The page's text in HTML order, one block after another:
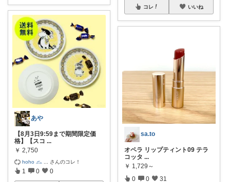
あや
【8月3日9:59まで期間限定価
格】【スコ ...
￥ 2,750
hoho 𓃺 さんのコレ！
1 0 0
コレ いいね
sa.to
オペラ リップティント09 テラ
コッタ ...
￥ 1,729～
0 0 31